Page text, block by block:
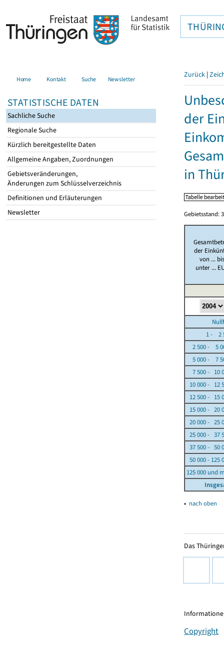
Home Kontakt Suche Newsletter
STATISTISCHE DATEN
Sachliche Suche
Regionale Suche
Kürzlich bereitgestellte Daten
Allgemeine Angaben, Zuordnungen
Gebietsveränderungen,
Änderungen zum Schlüsselverzeichnis
Definitionen und Erläuterungen
Newsletter
Zurück |
der
in
Gebietsstand:
der
von ...
unter ...
1 - 2
2 500 - 5
5 000 - 7
7 500 - 10
10 000 - 12
12 500 - 15
15 000 - 20
20 000 - 25
25 000 - 37
37 500 - 50
50 000 - 125
125 000 und
▴ nach oben
Das
Copyright